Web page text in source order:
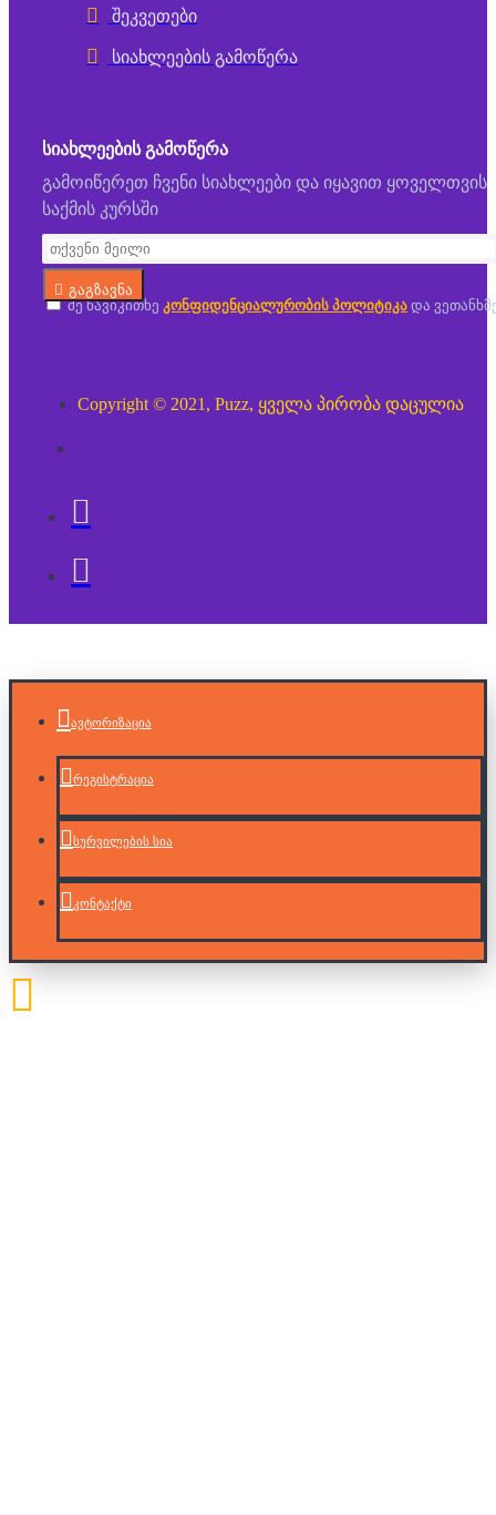
შეკვეთები
სიახლეების გამოწერა
ᲡᲘᲐᲮᲚᲔᲔᲑᲘᲡ ᲒᲐᲛᲝᲬᲔᲠᲐ
გამოიწერეთ ჩვენი სიახლეები და იყავით ყოველთვის
საქმის კურსში
გაგზავნა
მე წავიკითხე კონფიდენციალურობის პოლიტიკა და
Copyright © 2021, Puzz, ყველა პირობა დაცულია
ავტორიზაცია
რეგისტრაცია
სურვილების სია
კონტაქტი